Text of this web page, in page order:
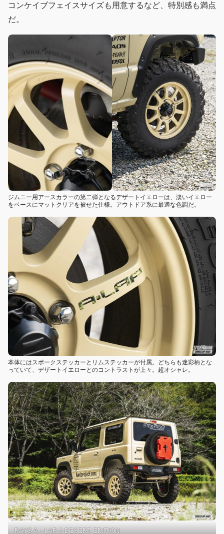
コンケイブフェイスサイズも用意するなど、特別感も満点
だ。
ジムニー用アースカラーの第二弾となるデザートイエローは、淡いイエロー
をベースにマットクリアを被せた仕様。アウトドア系に最適な色調だ。
本体にはスポークステッカーとリムステッカーが付属。どちらも迷彩柄とな
っていて、デザートイエローとのコントラストが上々。超オシャレ。
RAYS A・LAP-J DESERT EDITION